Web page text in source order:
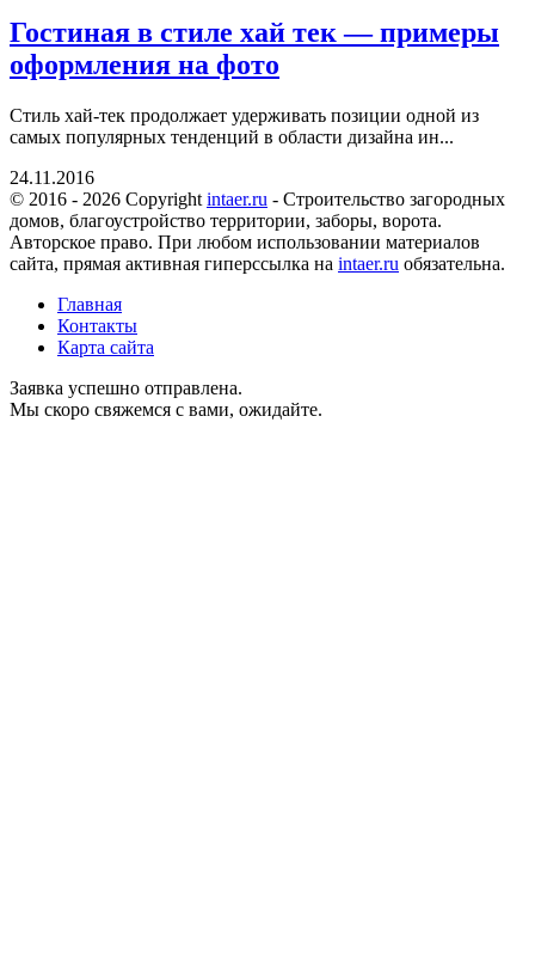
Гостиная в стиле хай тек — примеры
оформления на фото
Стиль хай-тек продолжает удерживать позиции одной из
самых популярных тенденций в области дизайна ин...
24.11.2016
© 2016 - 2026 Copyright intaer.ru - Cтроительство загородных
домов, благоустройство территории, заборы, ворота.
Авторское право. При любом использовании материалов
сайта, прямая активная гиперссылка на intaer.ru обязательна.
Главная
Контакты
Карта сайта
Заявка успешно отправлена.
Мы скоро свяжемся с вами, ожидайте.